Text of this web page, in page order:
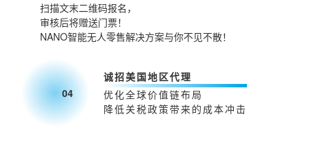
扫描文末二维码报名，
审核后将赠送门票！
NANO智能无人零售解决方案与你不见不散！
04
诚招美国地区代理
优化全球价值链布局
降低关税政策带来的成本冲击